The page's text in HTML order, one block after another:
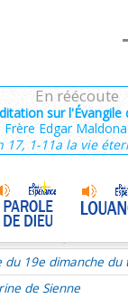
En réécoute
sur l'Évangile
Frère Edgar
17, 1-11a la vie
36/106
Dame • La joie
- 1re lecture Dn
- Psaume 96
du 19e dimanche
de Sienne